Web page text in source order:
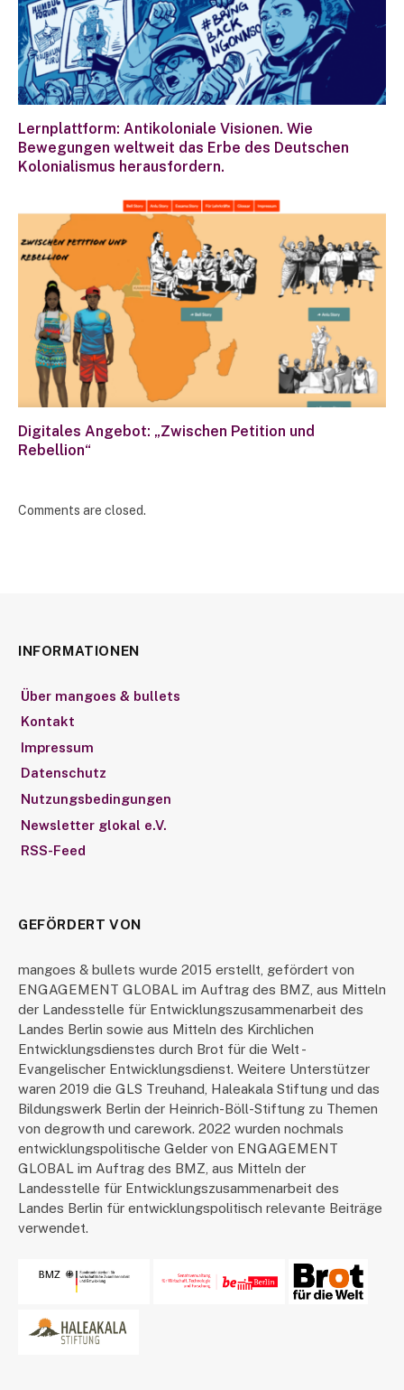
Lernplattform: Antikoloniale Visionen. Wie
Bewegungen weltweit das Erbe des Deutschen
Kolonialismus herausfordern.
Digitales Angebot: „Zwischen Petition und
Rebellion“
Comments are closed.
INFORMATIONEN
Über mangoes & bullets
Kontakt
Impressum
Datenschutz
Nutzungsbedingungen
Newsletter glokal e.V.
RSS-Feed
GEFÖRDERT VON
mangoes & bullets wurde 2015 erstellt, gefördert von
ENGAGEMENT GLOBAL im Auftrag des BMZ, aus Mitteln
der Landesstelle für Entwicklungszusammenarbeit des
Landes Berlin sowie aus Mitteln des Kirchlichen
Entwicklungsdienstes durch Brot für die Welt -
Evangelischer Entwicklungsdienst. Weitere Unterstützer
waren 2019 die GLS Treuhand, Haleakala Stiftung und das
Bildungswerk Berlin der Heinrich-Böll-Stiftung zu Themen
von degrowth und carework. 2022 wurden nochmals
entwicklungspolitische Gelder von ENGAGEMENT
GLOBAL im Auftrag des BMZ, aus Mitteln der
Landesstelle für Entwicklungszusammenarbeit des
Landes Berlin für entwicklungspolitisch relevante Beiträge
verwendet.